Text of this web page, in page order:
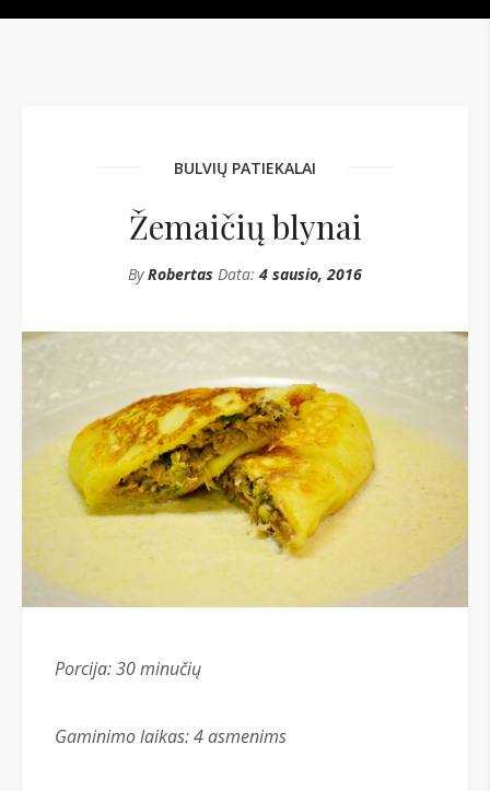
BULVIŲ PATIEKALAI
Žemaičių blynai
ByRobertas Data: 4 sausio, 2016
Porcija: 30 minučių
Gaminimo laikas: 4 asmenims